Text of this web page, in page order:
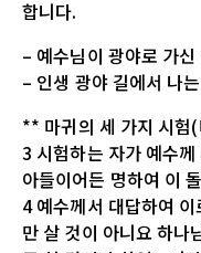
합니다.
– 예수님이 광야로 가
– 인생 광야 길에서 나
** 마귀의 세 가지 시험
3 시험하는 자가 예수
아들이어든 명하여 이
4 예수께서 대답하여
만 살 것이 아니요 하나